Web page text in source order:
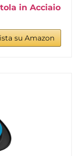
in Acciaio
su Amazon